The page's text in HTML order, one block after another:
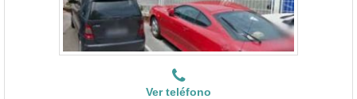
Ver teléfono